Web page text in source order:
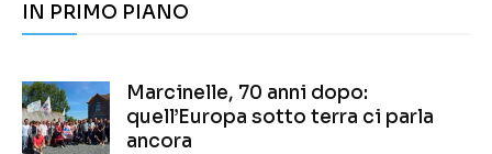
IN PRIMO PIANO
Marcinelle, 70 anni dopo:
quell’Europa sotto terra ci parla
ancora